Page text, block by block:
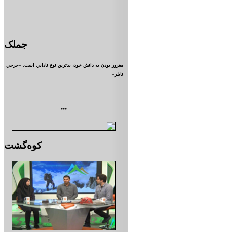
جملک
مغرور بودن به دانش خود، بدترين نوع ناداني است. «جرجي
تايلر»
***
کوه‌گشت